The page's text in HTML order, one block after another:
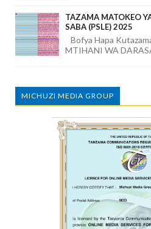
TAZAMA MATOKEO
SABA (PSLE) 2025
Bofya Hapa
MTIHANI WA
MICHUZI MEDIA GROUP